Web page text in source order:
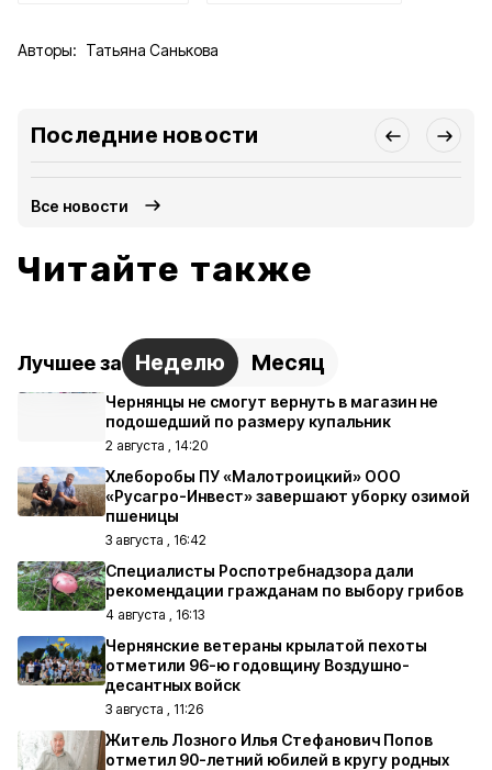
Авторы: Татьяна Санькова
Последние новости
Все новости
Читайте также
Лучшее за Неделю Месяц
Чернянцы не смогут вернуть в магазин не
подошедший по размеру купальник
2 августа , 14:20
Хлеборобы ПУ «Малотроицкий» ООО
«Русагро-Инвест» завершают уборку озимой
пшеницы
3 августа , 16:42
Специалисты Роспотребнадзора дали
рекомендации гражданам по выбору грибов
4 августа , 16:13
Чернянские ветераны крылатой пехоты
отметили 96-ю годовщину Воздушно-
десантных войск
3 августа , 11:26
Житель Лозного Илья Стефанович Попов
отметил 90-летний юбилей в кругу родных